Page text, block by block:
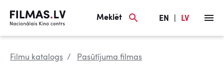
Meklēt EN LV
Filmu katalogs Pasūtījuma filmas